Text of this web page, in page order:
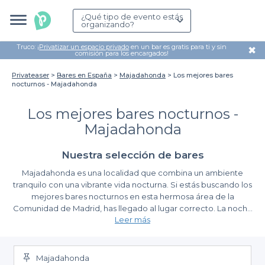
¿Qué tipo de evento estás
organizando?
Truco: ¡Privatizar un espacio privado en un bar es gratis para ti y sin
comisión para los encargados! ✖
Privateaser Bares en España Majadahonda
Los mejores bares
nocturnos - Majadahonda
Los mejores bares nocturnos -
Majadahonda
Nuestra selección de bares
Majadahonda es una localidad que combina un ambiente
tranquilo con una vibrante vida nocturna. Si estás buscando los
mejores bares nocturnos en esta hermosa área de la
Comunidad de Madrid, has llegado al lugar correcto. La noche
en Majadahonda ofrece una mezcla perfecta de buena música,
amigos o en una velada especial.
Descubre la facilidad de organizar tu salida nocturna
Organizar una noche inolvidable puede ser complicado si no
Leer más
Majadahonda